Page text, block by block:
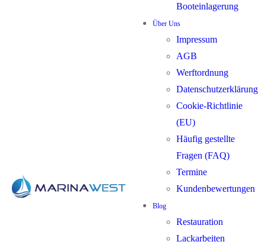
Booteinlagerung
Über Uns
Impressum
AGB
Werftordnung
Datenschutzerklärung
Cookie-Richtlinie
(EU)
Häufig gestellte
Fragen (FAQ)
Termine
Kundenbewertungen
Blog
Restauration
Lackarbeiten